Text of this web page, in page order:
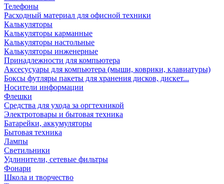
Телефоны
Расходный материал для офисной техники
Калькуляторы
Калькуляторы карманные
Калькуляторы настольные
Калькуляторы инженерные
Принадлежности для компьютера
Аксесусуары для компьютера (мыши, коврики, клавиатуры)
Боксы футляры пакеты для хранения дисков, дискет...
Носители информации
Флешки
Средства для ухода за оргтехникой
Электротовары и бытовая техника
Батарейки, аккумуляторы
Бытовая техника
Лампы
Светильники
Удлинители, сетевые фильтры
Фонари
Школа и творчество